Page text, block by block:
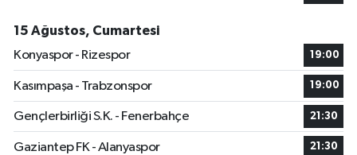
15 Ağustos, Cumartesi
Konyaspor - Rizespor
19:00
Kasımpaşa - Trabzonspor 19:00
Gençlerbirliği S.K. - Fenerbahçe 21:30
Gaziantep FK - Alanyaspor 21:30